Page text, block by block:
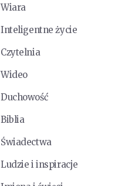
Wiara
Inteligentne życie
Czytelnia
Wideo
Duchowość
Biblia
Świadectwa
Ludzie i inspiracje